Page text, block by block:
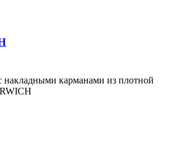
карманами из плотной